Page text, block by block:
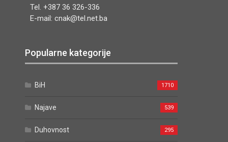
Tel. +387 36 326-336
E-mail: cnak@tel.net.ba
Popularne kategorije
BiH 1710
Najave 539
Duhovnost 295